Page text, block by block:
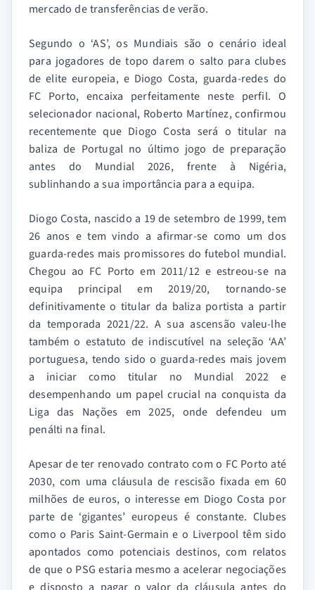
mercado de transferências de verão.
Segundo o ‘AS’, os Mundiais são o cenário ideal
para jogadores de topo darem o salto para clubes
de elite europeia, e Diogo Costa, guarda-redes do
FC Porto, encaixa perfeitamente neste perfil. O
selecionador nacional, Roberto Martínez, confirmou
recentemente que Diogo Costa será o titular na
baliza de Portugal no último jogo de preparação
antes do Mundial 2026, frente à Nigéria,
sublinhando a sua importância para a equipa.
Diogo Costa, nascido a 19 de setembro de 1999, tem
26 anos e tem vindo a afirmar-se como um dos
guarda-redes mais promissores do futebol mundial.
Chegou ao FC Porto em 2011/12 e estreou-se na
equipa principal em 2019/20, tornando-se
definitivamente o titular da baliza portista a partir
da temporada 2021/22. A sua ascensão valeu-lhe
também o estatuto de indiscutível na seleção ‘AA’
portuguesa, tendo sido o guarda-redes mais jovem
a iniciar como titular no Mundial 2022 e
desempenhando um papel crucial na conquista da
Liga das Nações em 2025, onde defendeu um
penálti na final.
Apesar de ter renovado contrato com o FC Porto até
2030, com uma cláusula de rescisão fixada em 60
milhões de euros, o interesse em Diogo Costa por
parte de ‘gigantes’ europeus é constante. Clubes
como o Paris Saint-Germain e o Liverpool têm sido
apontados como potenciais destinos, com relatos
de que o PSG estaria mesmo a acelerar negociações